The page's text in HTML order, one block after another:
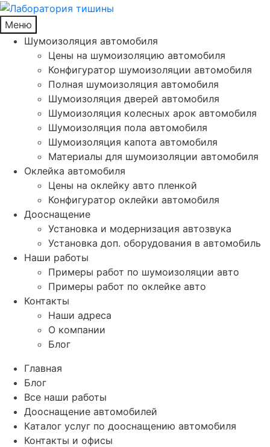
Меню
Шумоизоляция автомобиля
Цены на шумоизоляцию автомобиля
Конфигуратор шумоизоляции автомобиля
Полная шумоизоляция автомобиля
Шумоизоляция дверей автомобиля
Шумоизоляция колесных арок автомобиля
Шумоизоляция пола автомобиля
Шумоизоляция капота автомобиля
Материалы для шумоизоляции автомобиля
Оклейка автомобиля
Цены на оклейку авто пленкой
Конфигуратор оклейки автомобиля
Дооснащение
Установка и модернизация автозвука
Установка доп. оборудования в автомобиль
Наши работы
Примеры работ по шумоизоляции авто
Примеры работ по оклейке авто
Контакты
Наши адреса
О компании
Блог
Главная
Блог
Все наши работы
Дооснащение автомобилей
Каталог услуг по дооснащению автомобиля
Контакты и офисы